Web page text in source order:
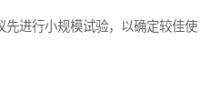
先进行小规模试验，以确定较佳使